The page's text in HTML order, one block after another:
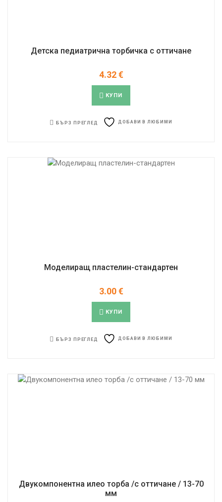
Детска педиатрична торбичка с оттичане
4.32€
КУПИ
БЪРЗ ПРЕГЛЕД ДОБАВИ В ЛЮБИМИ
Моделиращ пластелин-стандартен
3.00€
КУПИ
БЪРЗ ПРЕГЛЕД ДОБАВИ В ЛЮБИМИ
Двукомпонентна илео торба /с оттичане / 13-70
мм